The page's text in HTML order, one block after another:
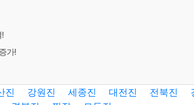
가!
진 강원진 세종진 대전진 전북진